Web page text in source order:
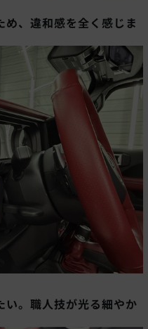
、違和感を全く感じま
い。職人技が光る細やか